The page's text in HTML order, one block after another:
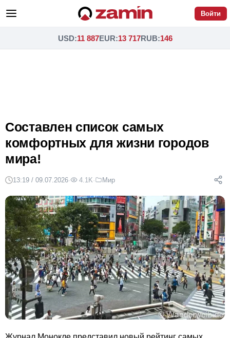
Войти
USD:11 887EUR:13 717RUB:146
Составлен список самых
комфортных для жизни городов
мира!
13:19 / 09.07.2026· 4.1K· Мир